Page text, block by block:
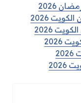
2026
2026
2026